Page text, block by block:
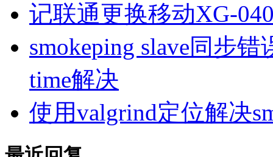
记联通更换移动XG-
smokeping slave同步错
time解决
使用valgrind定位解决